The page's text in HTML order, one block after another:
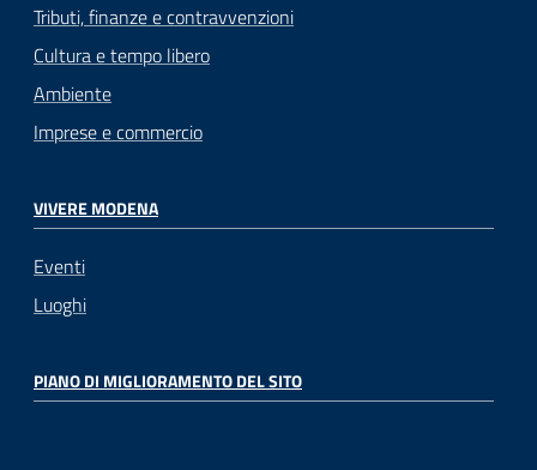
Tributi, finanze e contravvenzioni
Cultura e tempo libero
Ambiente
Imprese e commercio
VIVERE MODENA
Eventi
Luoghi
PIANO DI MIGLIORAMENTO DEL SITO